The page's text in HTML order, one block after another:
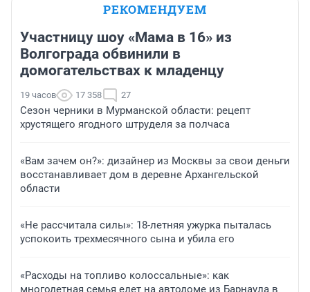
РЕКОМЕНДУЕМ
Участницу шоу «Мама в 16» из
Волгограда обвинили в
домогательствах к младенцу
19 часов 17 358 27
Сезон черники в Мурманской области: рецепт
хрустящего ягодного штруделя за полчаса
«Вам зачем он?»: дизайнер из Москвы за свои деньги
восстанавливает дом в деревне Архангельской
области
«Не рассчитала силы»: 18-летняя ужурка пыталась
успокоить трехмесячного сына и убила его
«Расходы на топливо колоссальные»: как
многодетная семья едет на автодоме из Барнаула в